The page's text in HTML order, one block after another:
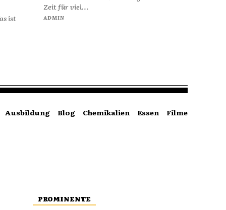
ist
Zeit für viel...
ADMIN
Ausbildung Blog Chemikalien Essen Filme
PROMINENTE